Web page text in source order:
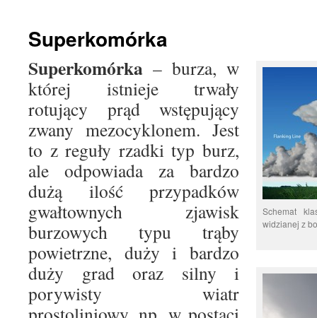
Superkomórka
Schemat
widzianej z
Superkomórka – burza, w
której istnieje trwały
rotujący prąd wstępujący
zwany mezocyklonem. Jest
to z reguły rzadki typ burz,
ale odpowiada za bardzo
dużą ilość przypadków
gwałtownych zjawisk
burzowych typu trąby
powietrzne, duży i bardzo
duży grad oraz silny i
porywisty wiatr